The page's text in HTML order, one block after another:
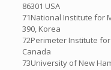
86301 USA
71National Institute for
390, Korea
72Perimeter Institute for
Canada
73University of New